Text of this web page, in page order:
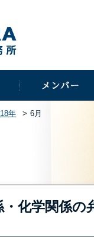
年 6月
化学関係の